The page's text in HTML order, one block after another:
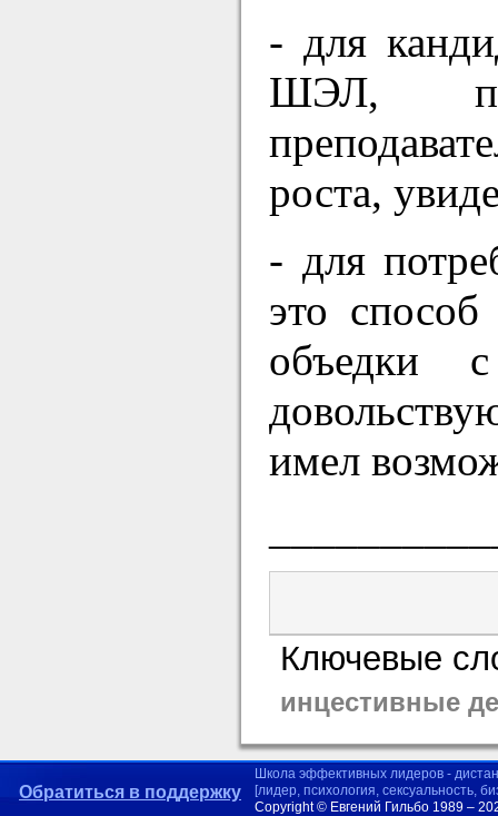
- для
ШЭЛ,
роста,
- для
это
объедки
имел
Ключевые
инцестивные
Обратиться в поддержку
Школа эффективных лидеров -
[лидер, психология, сексуальность,
Copyright © Евгений Гильбо 1989 –